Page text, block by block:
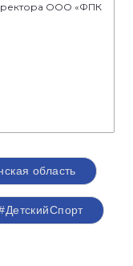
ООО «ФПК
область